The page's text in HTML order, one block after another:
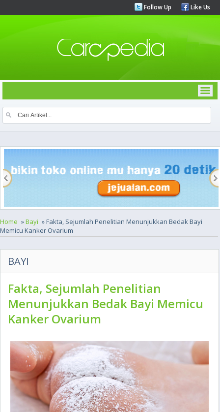
Follow Up Like Us
Home »Bayi » Fakta, Sejumlah Penelitian Menunjukkan Bedak Bayi
Memicu Kanker Ovarium
BAYI
Fakta, Sejumlah Penelitian
Menunjukkan Bedak Bayi Memicu
Kanker Ovarium